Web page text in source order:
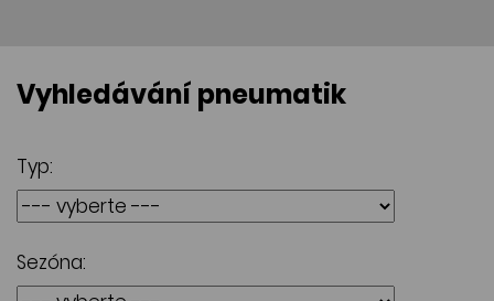
Vyhledávání pneumatik
Typ:
Sezóna: